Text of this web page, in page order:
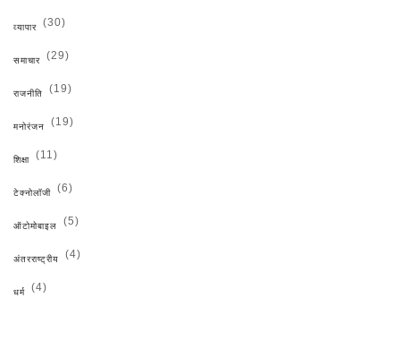
व्यापार (30)
समाचार (29)
राजनीति (19)
मनोरंजन (19)
शिक्षा (11)
टेक्नोलॉजी (6)
ऑटोमोबाइल (5)
अंतरराष्ट्रीय (4)
धर्म (4)